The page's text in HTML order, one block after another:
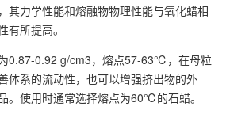
其力学性能和熔融物物理性能与氧化蜡相
有所提高。
0.87-0.92 g/cm3，熔点57-63℃，在母粒
体系的流动性，也可以增强挤出物的外
。使用时通常选择熔点为60℃的石蜡。